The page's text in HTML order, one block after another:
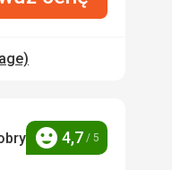
Ocena
4,7 / 5